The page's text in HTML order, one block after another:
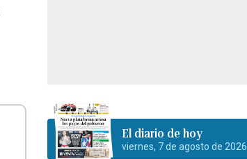
El diario de hoy
viernes, 7 de agosto de 2026